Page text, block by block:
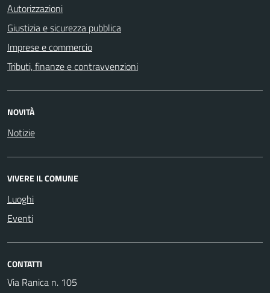
Autorizzazioni
Giustizia e sicurezza pubblica
Imprese e commercio
Tributi, finanze e contravvenzioni
NOVITÀ
Notizie
VIVERE IL COMUNE
Luoghi
Eventi
CONTATTI
Via Ranica n. 105